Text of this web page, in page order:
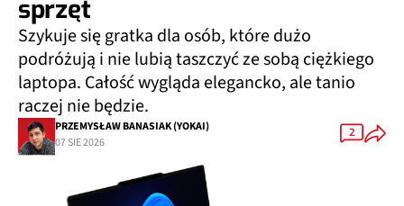
sprzęt
Szykuje się gratka dla osób, które dużo
podróżują i nie lubią taszczyć ze sobą ciężkiego
laptopa. Całość wygląda elegancko, ale tanio
raczej nie będzie.
PRZEMYSŁAW BANASIAK (YOKAI)
07 SIE 2026
2